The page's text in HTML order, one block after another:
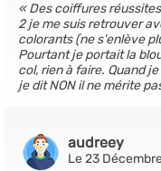
Des coiffures
2 je me suis retrouver
colorants (ne s'enlève
Pourtant je portait la
col, rien à faire. Quand
je dit NON il ne mérite
audreey
Le 23